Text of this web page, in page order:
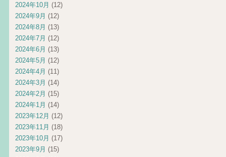
2024年10月 (12)
2024年9月 (12)
2024年8月 (13)
2024年7月 (12)
2024年6月 (13)
2024年5月 (12)
2024年4月 (11)
2024年3月 (14)
2024年2月 (15)
2024年1月 (14)
2023年12月 (12)
2023年11月 (18)
2023年10月 (17)
2023年9月 (15)